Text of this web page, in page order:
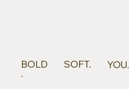
BOLD
.
SOFT. YOU.